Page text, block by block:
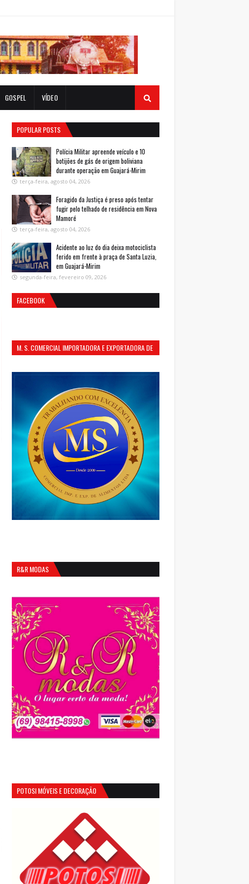
GOSPEL VÍDEO
POPULAR POSTS
Polícia Militar apreende veículo e 10
botijões de gás de origem boliviana
durante operação em Guajará-Mirim
terça-feira, agosto 04, 2026
Foragido da Justiça é preso após tentar
fugir pelo telhado de residência em Nova
Mamoré
terça-feira, agosto 04, 2026
Acidente ao luz do dia deixa motociclista
ferido em frente à praça de Santa Luzia,
em Guajará-Mirim
segunda-feira, fevereiro 09, 2026
FACEBOOK
M. S. COMERCIAL IMPORTADORA E EXPORTADORA DE
R&R MODAS
POTOSI MÓVEIS E DECORAÇÃO